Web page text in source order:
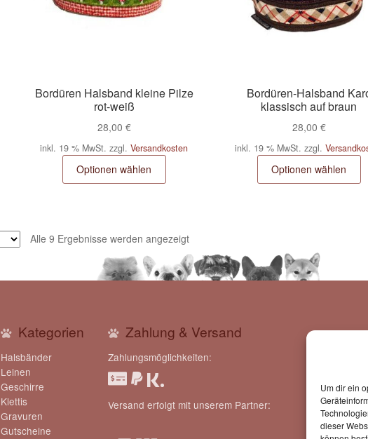
Um dir ein
dieser
Bordüren Halsband kleine Pilze
rot-weiß
28,00 €
inkl. 19 % MwSt. zzgl.Versandkosten
Optionen wählen
Bordüren-Halsband
klassisch auf braun
28,00 €
inkl. 19 % MwSt. zzgl.
Optionen wählen
Alle 9 Ergebnisse werden angezeigt
Kategorien
Halsbänder
Leinen
Geschirre
Klettis
Gravuren
Gutscheine
Zahlung & Versand
Zahlungsmöglichkeiten:
Versand erfolgt mit unserem Partner:
Mit der